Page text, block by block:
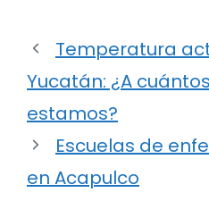
Temperatura
Yucatán: ¿A
estamos?
Escuelas de
en Acapulco